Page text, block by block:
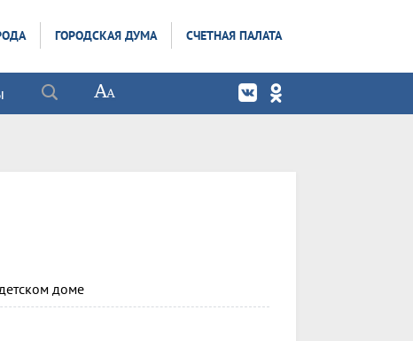
ГОРОДСКАЯ ДУМА СЧЕТНАЯ ПАЛАТА
доме